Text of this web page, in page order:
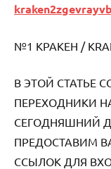
№1 КРАКЕН /
В ЭТОЙ СТАТЬЕ
ПЕРЕХОДНИКИ
СЕГОДНЯШНИЙ
ПРЕДОСТАВИМ
ССЫЛОК ДЛЯ